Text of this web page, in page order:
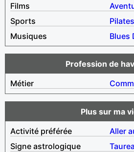
Films
Sports
Pilates
Musiques
Blues
Profession de
Métier
Plus sur ma
Activité préférée
Aller
Signe astrologique